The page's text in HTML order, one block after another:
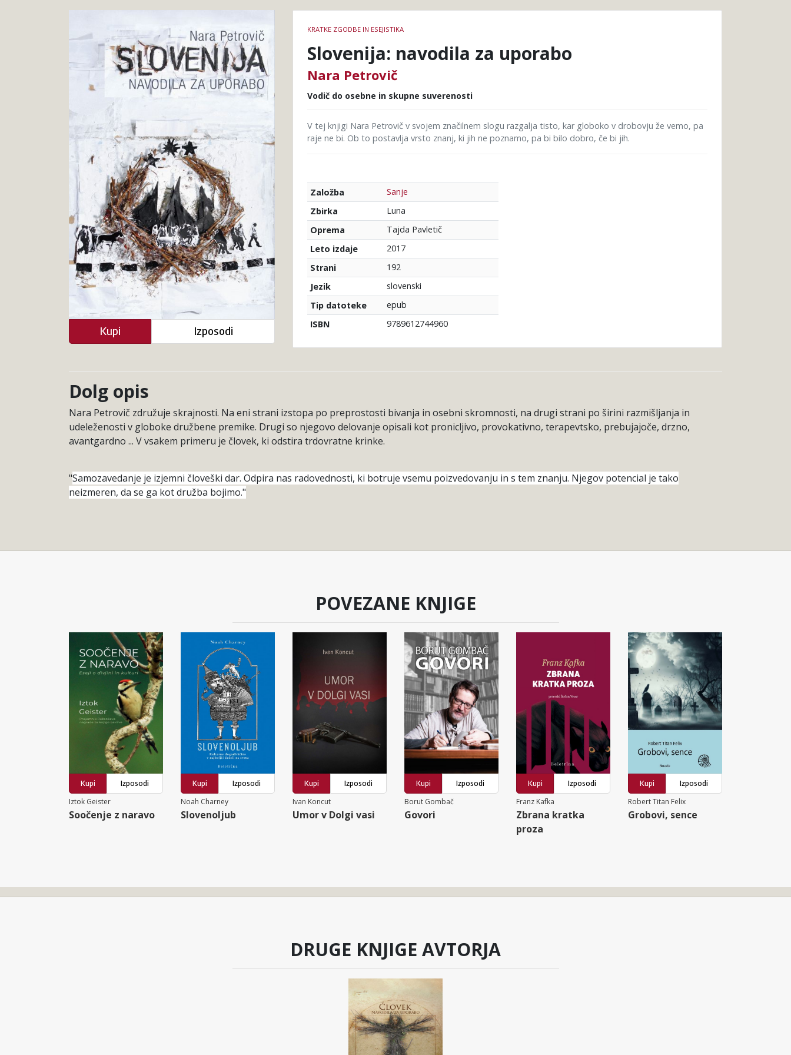
Slovenija:
uporabo
knjige
KRATKE ZGODBE IN ESEJISTIKA
Slovenija: navodila za uporabo
Nara Petrovič
Vodič do osebne in skupne suverenosti
V tej knjigi Nara Petrovič v svojem značilnem slogu razgalja tisto, kar globoko v drobovju že vemo, pa
raje ne bi. Ob to postavlja vrsto znanj, ki jih ne poznamo, pa bi bilo dobro, če bi jih.
Založba
Sanje
Zbirka
Luna
Oprema
Tajda Pavletič
Leto izdaje
2017
Strani
192
Jezik
slovenski
Tip datoteke
epub
ISBN
9789612744960
v
knjigo
Kupi Izposodi
Dolg opis
Nara Petrovič združuje skrajnosti. Na eni strani izstopa po preprostosti bivanja in osebni skromnosti, na drugi strani po širini razmišljanja in
udeleženosti v globoke družbene premike. Drugi so njegovo delovanje opisali kot pronicljivo, provokativno, terapevtsko, prebujajoče, drzno,
avantgardno ... V vsakem primeru je človek, ki odstira trdovratne krinke.
"Samozavedanje je izjemni človeški dar. Odpira nas radovednosti, ki botruje vsemu poizvedovanju in s tem znanju. Njegov potencial je tako
neizmeren, da se ga kot družba bojimo."
POVEZANE KNJIGE
Kupi
Izposodi
Iztok Geister
Soočenje z naravo
Kupi
Izposodi
Noah Charney
Slovenoljub
Kupi
Izposodi
Ivan Koncut
Umor v Dolgi vasi
Kupi
Izposodi
Borut Gombač
Govori
Kupi
Izposodi
Franz Kafka
Zbrana kratka
proza
Kupi
Izposodi
Robert Titan Felix
Grobovi, sence
DRUGE KNJIGE AVTORJA